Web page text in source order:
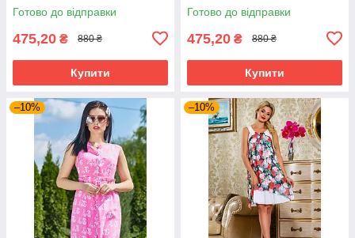
Готово до відправки
475,20 ₴ 880 ₴
Купити
Готово до відправки
475,20 ₴ 880 ₴
Купити
–10% –10%